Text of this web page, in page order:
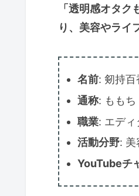
「透明感オタ
り、美容やライ
名前: 剱持百
通称: ももち
職業: エディ
活動分野: 美
YouTubeチ